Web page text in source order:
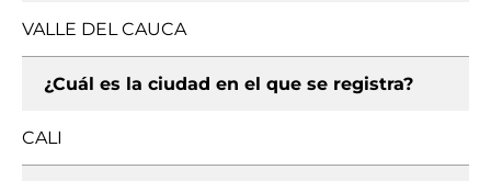
VALLE DEL CAUCA
¿Cuál es la ciudad en el que se registra?
CALI